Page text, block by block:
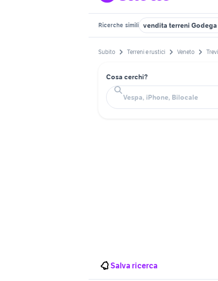
Ricerche simili vendita terreni
Subito Terreni e rustici Veneto
Cosa cerchi?
Salva ricerca